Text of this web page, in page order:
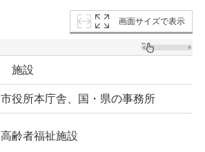
画面サイズで表示
施設
市役所本庁舎、国・県の事務所
高齢者福祉施設